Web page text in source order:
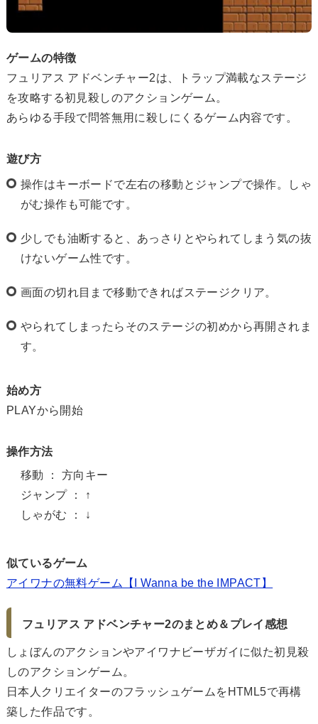
ゲームの特徴
フュリアス アドベンチャー2は、トラップ満載なステージ
を攻略する初見殺しのアクションゲーム。
あらゆる手段で問答無用に殺しにくるゲーム内容です。
遊び方
操作はキーボードで左右の移動とジャンプで操作。しゃ
がむ操作も可能です。
少しでも油断すると、あっさりとやられてしまう気の抜
けないゲーム性です。
画面の切れ目まで移動できればステージクリア。
やられてしまったらそのステージの初めから再開されま
す。
始め方
PLAYから開始
操作方法
移動 ： 方向キー
ジャンプ ： ↑
しゃがむ ： ↓
似ているゲーム
アイワナの無料ゲーム【I Wanna be the IMPACT】
フュリアス アドベンチャー2のまとめ＆プレイ感想
しょぼんのアクションやアイワナビーザガイに似た初見殺
しのアクションゲーム。
日本人クリエイターのフラッシュゲームをHTML5で再構
築した作品です。